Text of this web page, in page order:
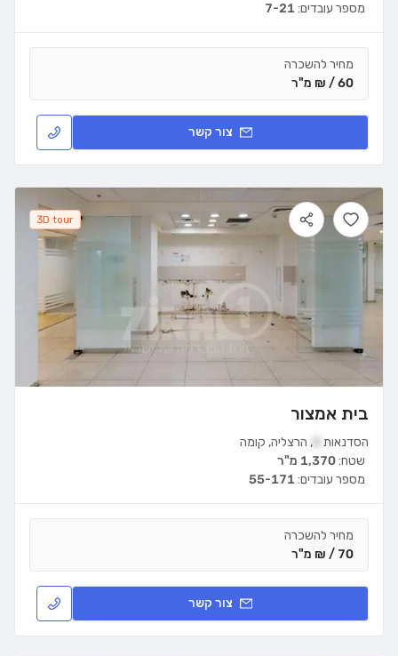
מספר עובדים:7-21
מחיר להשכרה
60 / ₪ מ"ר
צור קשר
3D tour
בית אמצור
הסדנאות , הרצליה, קומה
שטח:1,370 מ"ר
מספר עובדים:55-171
מחיר להשכרה
70 / ₪ מ"ר
צור קשר